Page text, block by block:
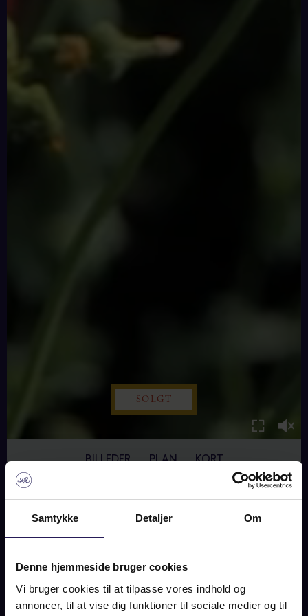
Samtykke Detaljer Om
Denne hjemmeside bruger cookies
Vi bruger cookies til at tilpasse vores indhold og
annoncer, til at vise dig funktioner til sociale medier og til
SOLGT
BILLEDER PLAN KORT
VINDEKILDE STRANDVEJ
14, 4540 FÅREVEJLE
SOLGT